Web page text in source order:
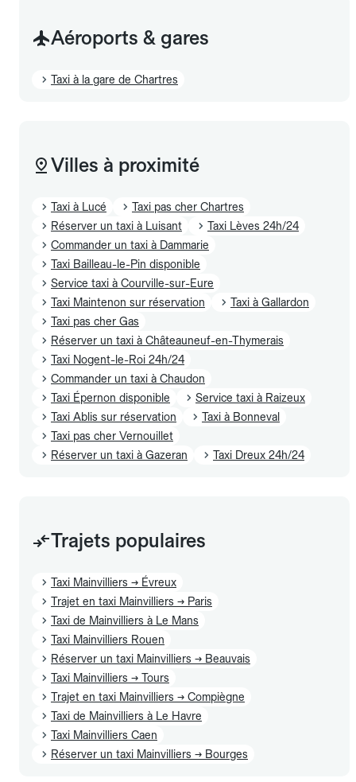
Aéroports & gares
Taxi à la gare de Chartres
Villes à proximité
Taxi à Lucé
Taxi pas cher Chartres
Réserver un taxi à Luisant
Taxi Lèves 24h/24
Commander un taxi à Dammarie
Taxi Bailleau-le-Pin disponible
Service taxi à Courville-sur-Eure
Taxi Maintenon sur réservation
Taxi à Gallardon
Taxi pas cher Gas
Réserver un taxi à Châteauneuf-en-Thymerais
Taxi Nogent-le-Roi 24h/24
Commander un taxi à Chaudon
Taxi Épernon disponible
Service taxi à Raizeux
Taxi Ablis sur réservation
Taxi à Bonneval
Taxi pas cher Vernouillet
Réserver un taxi à Gazeran
Taxi Dreux 24h/24
Trajets populaires
Taxi Mainvilliers → Évreux
Trajet en taxi Mainvilliers → Paris
Taxi de Mainvilliers à Le Mans
Taxi Mainvilliers Rouen
Réserver un taxi Mainvilliers → Beauvais
Taxi Mainvilliers → Tours
Trajet en taxi Mainvilliers → Compiègne
Taxi de Mainvilliers à Le Havre
Taxi Mainvilliers Caen
Réserver un taxi Mainvilliers → Bourges